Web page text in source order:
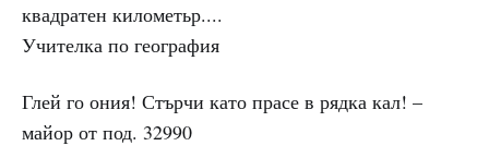
квадратен километьр....
Учителка по география
Глей го ония! Стърчи като прасе в рядка кал! –
майор от под. 32990